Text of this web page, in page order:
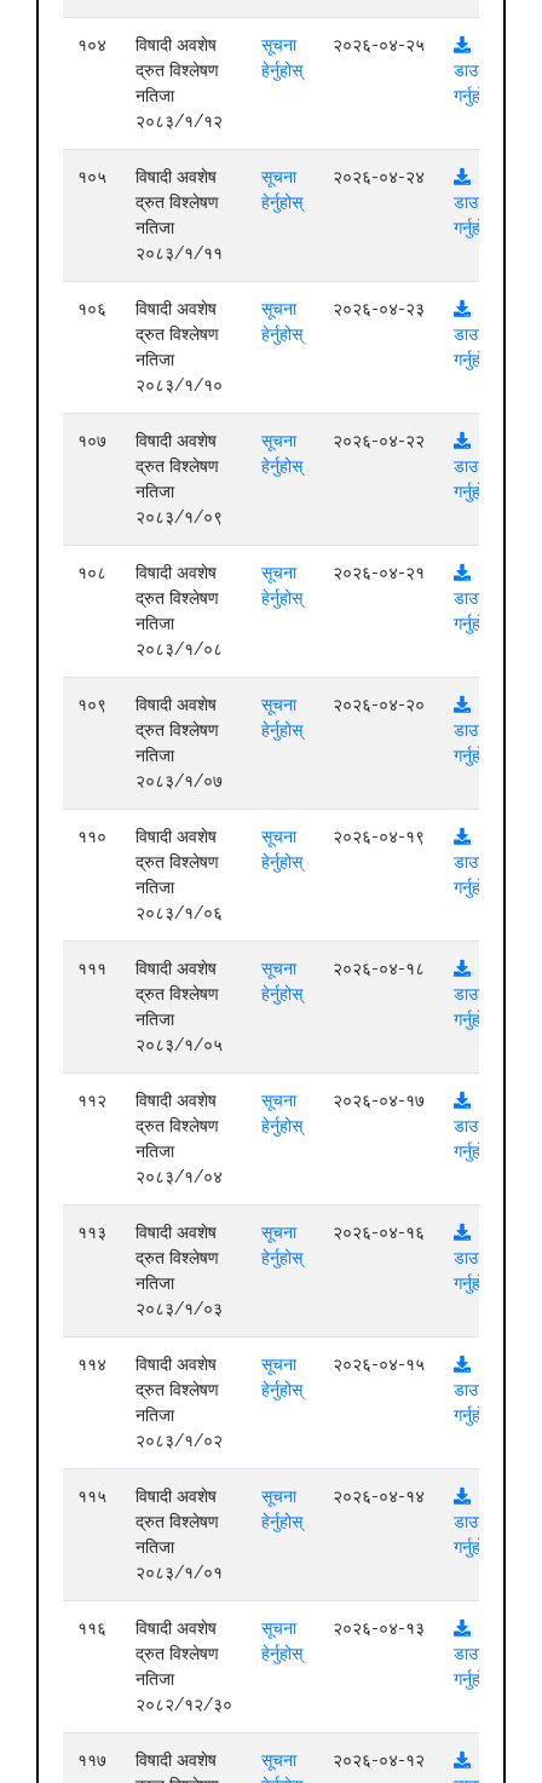
१०४
विषादी अवशेष
द्रुत विश्लेषण
नतिजा
२०८३/१/१२
सूचना
हेर्नुहोस्
२०२६-०४-२५
डाउनलोड
गर्नुहोस्
१०५
विषादी अवशेष
द्रुत विश्लेषण
नतिजा
२०८३/१/११
सूचना
हेर्नुहोस्
२०२६-०४-२४
डाउनलोड
गर्नुहोस्
१०६
विषादी अवशेष
द्रुत विश्लेषण
नतिजा
२०८३/१/१०
सूचना
हेर्नुहोस्
२०२६-०४-२३
डाउनलोड
गर्नुहोस्
१०७
विषादी अवशेष
द्रुत विश्लेषण
नतिजा
२०८३/१/०९
सूचना
हेर्नुहोस्
२०२६-०४-२२
डाउनलोड
गर्नुहोस्
१०८
विषादी अवशेष
द्रुत विश्लेषण
नतिजा
२०८३/१/०८
सूचना
हेर्नुहोस्
२०२६-०४-२१
डाउनलोड
गर्नुहोस्
१०९
विषादी अवशेष
द्रुत विश्लेषण
नतिजा
२०८३/१/०७
सूचना
हेर्नुहोस्
२०२६-०४-२०
डाउनलोड
गर्नुहोस्
११०
विषादी अवशेष
द्रुत विश्लेषण
नतिजा
२०८३/१/०६
सूचना
हेर्नुहोस्
२०२६-०४-१९
डाउनलोड
गर्नुहोस्
१११
विषादी अवशेष
द्रुत विश्लेषण
नतिजा
२०८३/१/०५
सूचना
हेर्नुहोस्
२०२६-०४-१८
डाउनलोड
गर्नुहोस्
११२
विषादी अवशेष
द्रुत विश्लेषण
नतिजा
२०८३/१/०४
सूचना
हेर्नुहोस्
२०२६-०४-१७
डाउनलोड
गर्नुहोस्
११३
विषादी अवशेष
द्रुत विश्लेषण
नतिजा
२०८३/१/०३
सूचना
हेर्नुहोस्
२०२६-०४-१६
डाउनलोड
गर्नुहोस्
११४
विषादी अवशेष
द्रुत विश्लेषण
नतिजा
२०८३/१/०२
सूचना
हेर्नुहोस्
२०२६-०४-१५
डाउनलोड
गर्नुहोस्
११५
विषादी अवशेष
द्रुत विश्लेषण
नतिजा
२०८३/१/०१
सूचना
हेर्नुहोस्
२०२६-०४-१४
डाउनलोड
गर्नुहोस्
११६
विषादी अवशेष
द्रुत विश्लेषण
नतिजा
२०८२/१२/३०
सूचना
हेर्नुहोस्
२०२६-०४-१३
डाउनलोड
गर्नुहोस्
११७
विषादी अवशेष
सूचना
२०२६-०४-१२